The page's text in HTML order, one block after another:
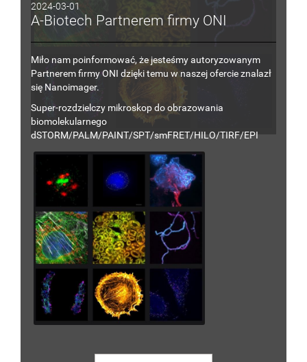
2024-03-01
A-Biotech Partnerem firmy ONI
Miło nam poinformować, że jesteśmy autoryzowanym
Partnerem firmy ONI dzięki temu wnaszej ofercie znalazł
się Nanoimager.
Super-rozdzielczy mikroskop do obrazowania
biomolekularnego
dSTORM/PALM/PAINT/SPT/smFRET/HILO/TIRF/EPI